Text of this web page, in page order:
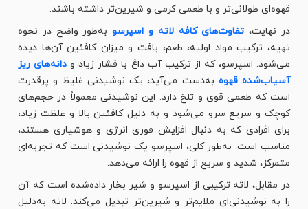
قهوه‌ای طولانی‌تر و با طعمی کرمی و شیرین‌تر داشته باشند.
در نهایت، تفاوت‌های کافه لاته و اسپرسوبه‌طور واضح در نحوه
تهیه، ترکیب مواد اولیه، طعم، بافت و میزان کافئین آن‌ها دیده
می‌شود. اسپرسو، که از ترکیب آب داغ با فشار زیاد و دانه‌های ریز
آسیاب‌شده قهوه به‌دست می‌آید، یک نوشیدنی غلیظ و پرقدرت
است که طعمی قوی و تلخ دارد. این نوشیدنی معمولاً در حجم‌های
کوچک و سریع سرو می‌شود و به دلیل کافئین بالا و غلظت زیاد،
برای افرادی که به دنبال افزایش فوری انرژی و هوشیاری هستند،
مناسب است. به‌طور کلی، اسپرسو یک نوشیدنی است که تجربه‌ای
متمرکز، شدید و سریع از قهوه را ارائه می‌دهد.
در مقابل، لاته ترکیبی از اسپرسو و شیر بخار داده‌شده است که آن
را به نوشیدنی‌ای ملایم‌تر و شیرین‌تر تبدیل می‌کند. لاته به‌دلیل